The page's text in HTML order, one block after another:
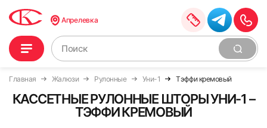
Апрелевка
Главная Жалюзи Рулонные Уни-1 Тэффи кремовый
КАССЕТНЫЕ РУЛОННЫЕ ШТОРЫ УНИ-1 –
ТЭФФИ КРЕМОВЫЙ